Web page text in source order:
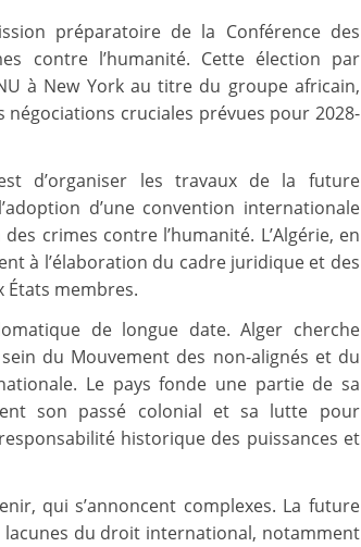
préparatoire de la Conférence des
contre l’humanité. Cette élection par
à New York au titre du groupe africain,
cruciales prévues pour 2028-
d’organiser les travaux de la future
d’une convention internationale
crimes contre l’humanité. L’Algérie, en
à l’élaboration du cadre juridique et des
États membres.
de longue date. Alger cherche
du Mouvement des non-alignés et du
Le pays fonde une partie de sa
son passé colonial et sa lutte pour
historique des puissances et
qui s’annoncent complexes. La future
du droit international, notamment